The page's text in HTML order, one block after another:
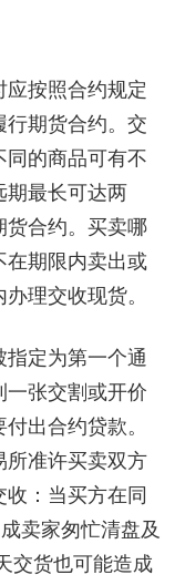
按照合约规定
行期货合约。交
同的商品可有不
期最长可达两
货合约。买卖哪
在期限内卖出或
理交收现货。
定为第一个通
一张交割或开价
出合约贷款。
所准许买卖双方
：当买方在同
卖家匆忙清盘及
交货也可能造成